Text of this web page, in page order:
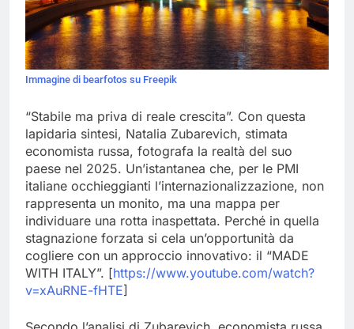
Immagine di bearfotos su Freepik
“Stabile ma priva di reale crescita”. Con questa
lapidaria sintesi, Natalia Zubarevich, stimata
economista russa, fotografa la realtà del suo
paese nel 2025. Un’istantanea che, per le PMI
italiane occhieggianti l’internazionalizzazione, non
rappresenta un monito, ma una mappa per
individuare una rotta inaspettata. Perché in quella
stagnazione forzata si cela un’opportunità da
cogliere con un approccio innovativo: il “MADE
WITH ITALY”. [https://www.youtube.com/watch?
v=xAuRNE-fHTE]